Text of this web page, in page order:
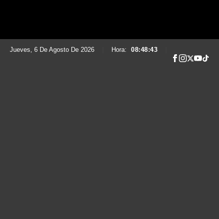
Jueves, 6 De Agosto De 2026 Hora: 08:48:44